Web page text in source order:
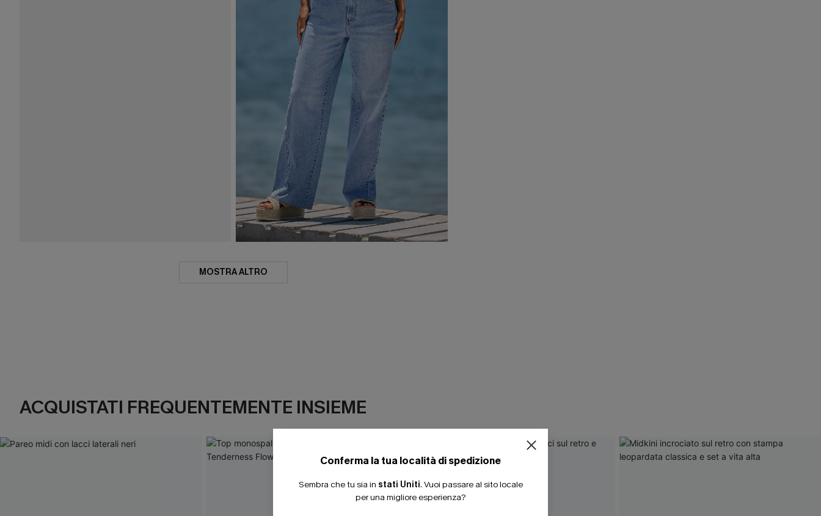
MOSTRA ALTRO
ACQUISTATI FREQUENTEMENTE INSIEME
Conferma la tua località di spedizione
Sembra che tu sia in stati Uniti. Vuoi passare al sito locale
per una migliore esperienza?
20% DI SCONTO SU 2 O PIÙ ARTICOLI